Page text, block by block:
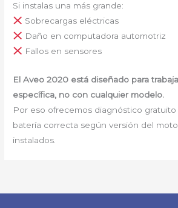
Si instalas una más grande:
Sobrecargas eléctricas
Daño en computadora automotriz
Fallos en sensores
El Aveo 2020 está diseñado para
específica, no con cualquier modelo.
Por eso ofrecemos diagnóstico gratuito
batería correcta según versión del
instalados.